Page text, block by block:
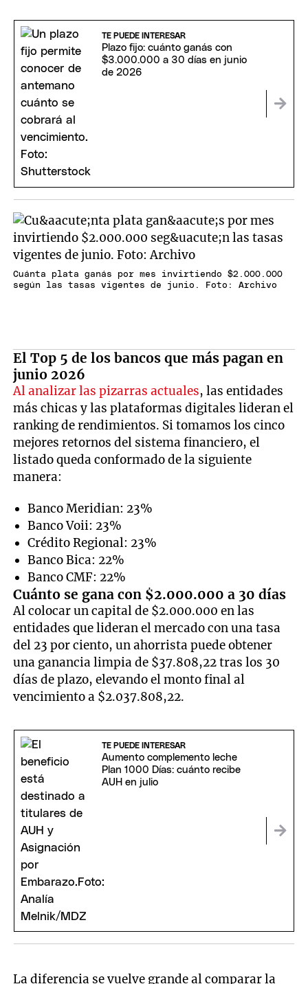
TE PUEDE INTERESAR
Plazo fijo: cuánto ganás con
$3.000.000 a 30 días en junio
de 2026
Cuánta plata ganás por mes invirtiendo $2.000.000
según las tasas vigentes de junio. Foto: Archivo
El Top 5 de los bancos que más pagan en
junio 2026
Al analizar las pizarras actuales, las entidades
más chicas y las plataformas digitales lideran el
ranking de rendimientos. Si tomamos los cinco
mejores retornos del sistema financiero, el
listado queda conformado de la siguiente
manera:
Banco Meridian: 23%
Banco Voii: 23%
Crédito Regional: 23%
Banco Bica: 22%
Banco CMF: 22%
Cuánto se gana con $2.000.000 a 30 días
Al colocar un capital de $2.000.000 en las
entidades que lideran el mercado con una tasa
del 23 por ciento, un ahorrista puede obtener
una ganancia limpia de $37.808,22 tras los 30
días de plazo, elevando el monto final al
vencimiento a $2.037.808,22.
TE PUEDE INTERESAR
Aumento complemento leche
Plan 1000 Días: cuánto recibe
AUH en julio
La diferencia se vuelve grande al comparar la